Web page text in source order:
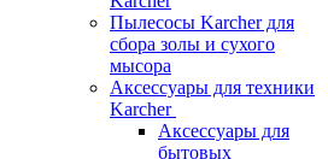
Пылесосы Karcher для
сбора золы и сухого
мысора
Аксессуары для техники
Karcher
Аксессуары для
бытовых